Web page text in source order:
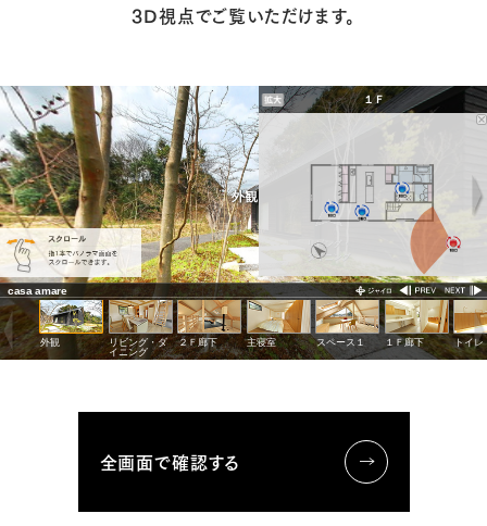
3D視点でご覧いただけます。
全画面で確認する